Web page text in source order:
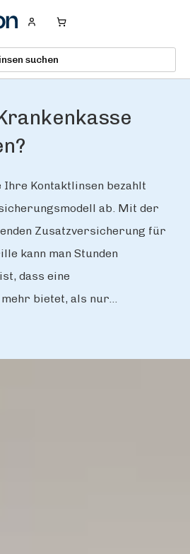
Ihre Kontaktlinsen bezahlt
ab. Mit der
Zusatzversicherung für
kann man Stunden
dass eine
bietet, als nur...